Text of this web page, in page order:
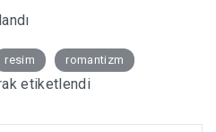
resim
romantizm
etiketlendi